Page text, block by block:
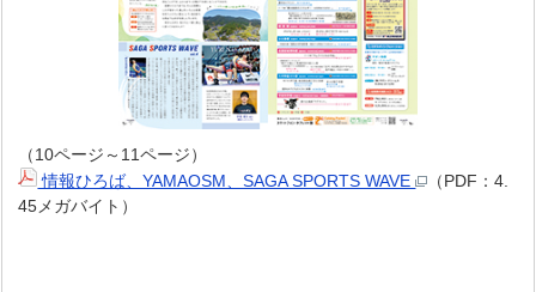
（10ページ～11ページ）
情報ひろば、YAMAOSM、SAGA SPORTS WAVE
（PDF：4.
45メガバイト）